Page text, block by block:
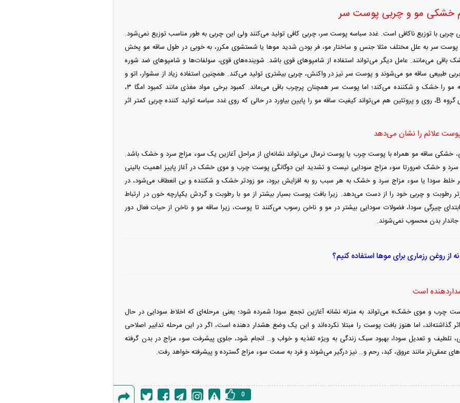
خشکی مو و چربی پوست سر
چربی با توزیع ناکافی است. غدد سباسه پوست سر، چربی کافی تولید می‌کنند ولی این چربی به طور مناسب توزیع نمی‌شود.
پوست سر به علل مختلف مثلا جنس و ساختار مو، فر بودن شدید مو‌ها یا شستشوی مکرر، به خوبی در طول ساقه مو پخش
باقی می‌مانند. عامل دیگر می‌تواند استفاده از شامپو‌های قوی باشد. شوینده‌های قوی، سولفات‌ها و شامپو‌های ضد شوره
طبیعی ساقه مو می‌شوند و پوست سر نیز در واکنش، چربی بیشتری تولید می‌کند. همچنین استفاده زیاد از سشوار، اتو و
رنگ کردن مو، ساقه مو را خشک و شکننده می‌کند؛ اما پوست سر همچنان پرچرب باقی می‌ماند. کمبود برخی مواد مغذی مانند کمبود امگا ۳،
بیوتین، ویتامین‌های گروه B، روی و پروتئین هم می‌تواند کیفیت ساقه مو را پایین بیاورد در حالی که روی غدد سباسه تولید کننده چربی کمتر اثر
پوست علائم را نشان می‌دهد
خشکی ساقه مو همراه با پوست چرب یا پوست نرمال می‌تواند نشانه‌ای از مراحل آغازین یک سوء مزاج سرد و خشک باشد.
سرد و خشک ضرورتا سوء مزاج سودایی نیست و تشدید این دوگانگی پوست چرب و موی خشک در آغاز پاییز اهمیت بالینی
خلط سودا یا سوء مزاج سرد و خشک به هر سبب رو به افزایش برود، مو زودتر خشک و شکننده و بی انعطاف می‌شود، در
رطوبت و چربی خود را از دست می‌دهد. زیرا بافت پوست بسیار بیشتر از مو با رطوبت و گردش یکپارچه خون در ارتباط
چیرگی سودا، فضولات سودایی بیشتر در مو و ناخن رسوب می‌کنند تا پوست، زیرا ساقه مو و ناخن از حیات فعال دور
بدن محسوب نمی‌شوند.
از روغن رزماری برای موها استفاده کنیم؟
است
چرب و موی خشک» می‌تواند به منزله نشانه آغازین تجمع سودا شمرده شود؛ یعنی مرحله‌ای که اخلاط سودایی در حال
گذاشته‌اند، اما هنوز بافت پوست را مبتلا نکرده‌اند و این یک وضع هشدار دهنده است، اگر در این مرحله تدابیر اصلاحی
تلطیف و تعدیل سودا، بهبود سبک زندگی به ویژه تغذیه و خواب و… انجام شود، جلوی پیشرفت سوء مزاج در بدن گرفته
عمقی‌تر مانند عروق، کبد، رحم و… نیز درگیر می‌شوند و فرد به سمت سوء مزاج گسترده و پیشرفته خواهد رفت.
0
خودرو ۳ میلیارد تومان! / رانت
مصنوعی»
نابود کرد؟
رویا شد؟
۵ + جزئیات